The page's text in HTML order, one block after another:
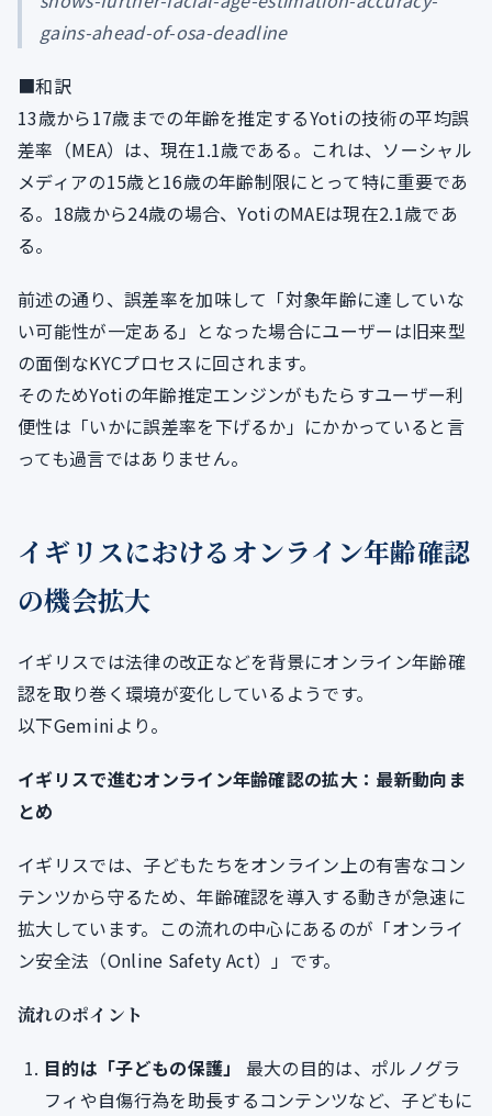
gains-ahead-of-osa-deadline
■和訳
13歳から17歳までの年齢を推定するYotiの技術の平均誤
差率（MEA）は、現在1.1歳である。これは、ソーシャル
メディアの15歳と16歳の年齢制限にとって特に重要であ
る。18歳から24歳の場合、YotiのMAEは現在2.1歳であ
る。
前述の通り、誤差率を加味して「対象年齢に達していな
い可能性が一定ある」となった場合にユーザーは旧来型
の面倒なKYCプロセスに回されます。
そのためYotiの年齢推定エンジンがもたらすユーザー利
便性は「いかに誤差率を下げるか」にかかっていると言
っても過言ではありません。
イギリスにおけるオンライン年齢確認
の機会拡大
イギリスでは法律の改正などを背景にオンライン年齢確
認を取り巻く環境が変化しているようです。
以下Geminiより。
イギリスで進むオンライン年齢確認の拡大：最新動向ま
とめ
イギリスでは、子どもたちをオンライン上の有害なコン
テンツから守るため、年齢確認を導入する動きが急速に
拡大しています。この流れの中心にあるのが「オンライ
ン安全法（Online Safety Act）」です。
流れのポイント
目的は「子どもの保護」
最大の目的は、ポルノグラ
フィや自傷行為を助長するコンテンツなど、子どもに